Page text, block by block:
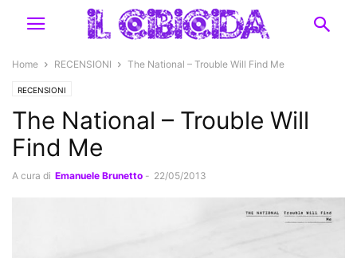
Home RECENSIONI The National – Trouble Will Find Me
RECENSIONI
The National – Trouble Will
Find Me
A cura di Emanuele Brunetto - 22/05/2013